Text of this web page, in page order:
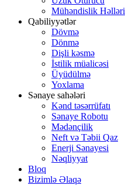
Mühəndislik Həlləri
Qabiliyyətlər
Dövmə
Dönmə
Dişli kəsmə
İstilik müalicəsi
Üyüdülmə
Yoxlama
Sənaye sahələri
Kənd təsərrüfatı
Sənaye Robotu
Mədənçilik
Neft və Təbii Qaz
Enerji Sənayesi
Nəqliyyat
Bloq
Bizimlə Əlaqə